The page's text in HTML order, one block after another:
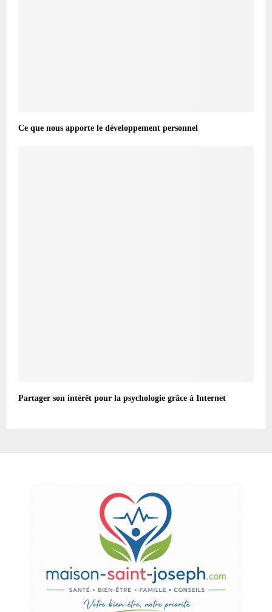
Ce que nous apporte le développement personnel
Partager son intérêt pour la psychologie grâce à Internet